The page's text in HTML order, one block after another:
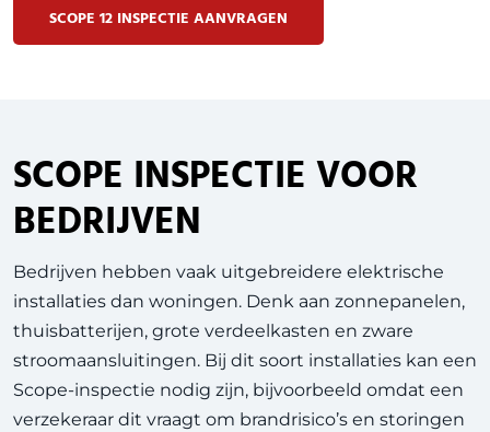
SCOPE 12 INSPECTIE AANVRAGEN
SCOPE INSPECTIE VOOR
BEDRIJVEN
Bedrijven hebben vaak uitgebreidere elektrische
installaties dan woningen. Denk aan zonnepanelen,
thuisbatterijen, grote verdeelkasten en zware
stroomaansluitingen. Bij dit soort installaties kan een
Scope-inspectie nodig zijn, bijvoorbeeld omdat een
verzekeraar dit vraagt om brandrisico’s en storingen